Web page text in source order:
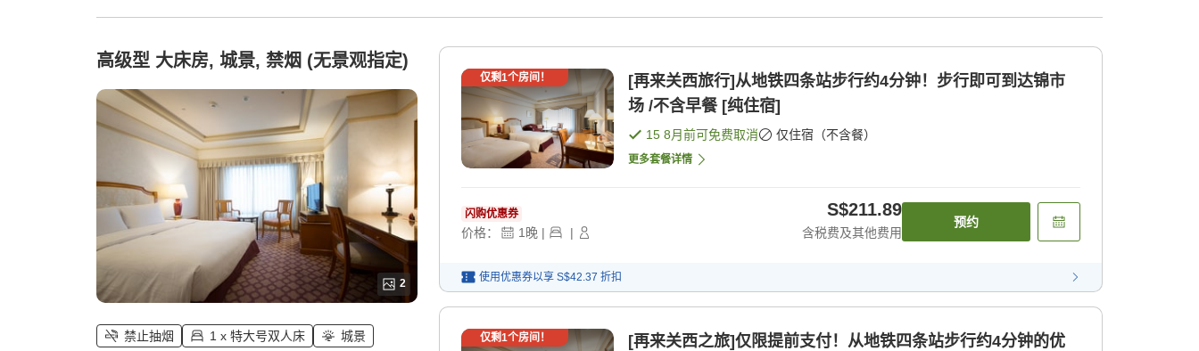
高级型 大床房, 城景, 禁烟 (无景观指定)
2
禁止抽烟 1 x 特大号双人床 城景
仅剩1个房间！
[再来关西旅行]从地铁四条站步行约4分钟！步行即可到达锦市
场 /不含早餐 [纯住宿]
15 8月前可免费取消 仅住宿（不含餐）
更多套餐详情
闪购优惠券
价格： 1 晚 | |
S$211.89
含税费及其他费用
预约
使用优惠券以享 S$42.37 折扣
仅剩1个房间！
[再来关西之旅]仅限提前支付！从地铁四条站步行约4分钟的优